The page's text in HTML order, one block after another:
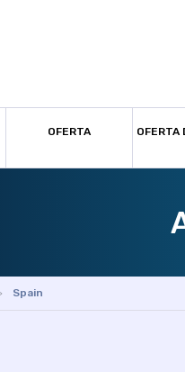
OFERTA OFERTA
Spain